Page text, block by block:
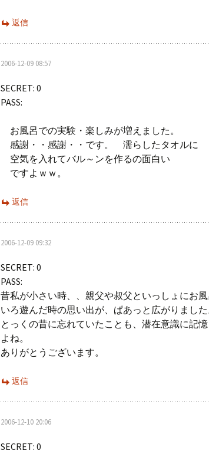
返信
2006-12-09 08:57
SECRET: 0
PASS:
お風呂での実験・楽しみが増えました。
感謝・・感謝・・です。 濡らしたタオルに
空気を入れてバル～ンを作るの面白い
ですよｗｗ。
返信
2006-12-09 09:32
SECRET: 0
PASS:
昔私が小さい時、、親父や叔父といっしょにお
いろ遊んだ時の思い出が、ぱあっと広がりました
とっくの昔に忘れていたことも、潜在意識に記
よね。
ありがとうございます。
返信
2006-12-10 20:06
SECRET: 0